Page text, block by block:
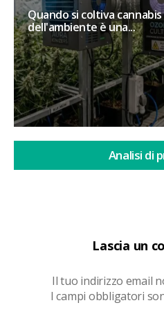
Lascia un
Il tuo indirizzo email
I campi obbligatori
Quando si coltiva
dell'ambiente è una...
Analisi di